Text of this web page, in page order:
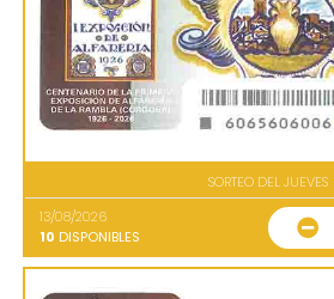
SORTEO DEL JUEVES
13/08/2026
10 DISPONIBLES